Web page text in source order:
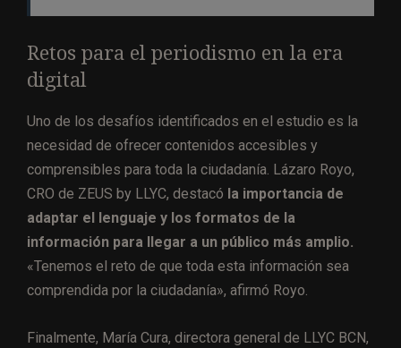
Retos para el periodismo en la era
digital
Uno de los desafíos identificados en el estudio es la
necesidad de ofrecer contenidos accesibles y
comprensibles para toda la ciudadanía. Lázaro Royo,
CRO de ZEUS by LLYC, destacó la importancia de
adaptar el lenguaje y los formatos de la
información para llegar a un público más amplio.
«Tenemos el reto de que toda esta información sea
comprendida por la ciudadanía», afirmó Royo.
Finalmente, María Cura, directora general de LLYC BCN,